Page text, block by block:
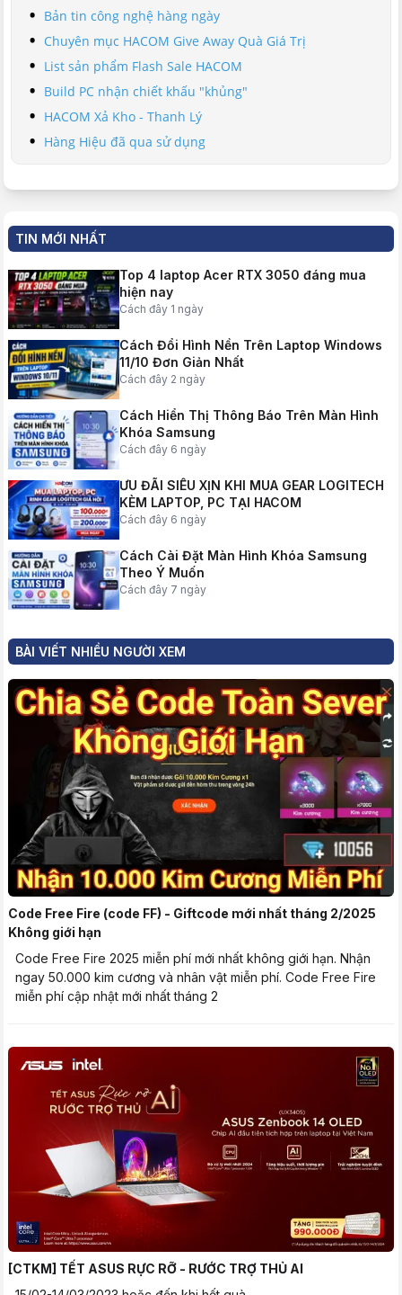
Bản tin công nghệ hàng ngày
Chuyên mục HACOM Give Away Quà Giá Trị
List sản phẩm Flash Sale HACOM
Build PC nhận chiết khấu "khủng"
HACOM Xả Kho - Thanh Lý
Hàng Hiệu đã qua sử dụng
TIN MỚI NHẤT
Top 4 laptop Acer RTX 3050 đáng mua
hiện nay
Cách đây 1 ngày
Cách Đổi Hình Nền Trên Laptop Windows
11/10 Đơn Giản Nhất
Cách đây 2 ngày
Cách Hiển Thị Thông Báo Trên Màn Hình
Khóa Samsung
Cách đây 6 ngày
ƯU ĐÃI SIÊU XỊN KHI MUA GEAR LOGITECH
KÈM LAPTOP, PC TẠI HACOM
Cách đây 6 ngày
Cách Cài Đặt Màn Hình Khóa Samsung
Theo Ý Muốn
Cách đây 7 ngày
BÀI VIẾT NHIỀU NGƯỜI XEM
Code Free Fire (code FF) - Giftcode mới nhất tháng 2/2025
Không giới hạn
Code Free Fire 2025 miễn phí mới nhất không giới hạn. Nhận
ngay 50.000 kim cương và nhân vật miễn phí. Code Free Fire
miễn phí cập nhật mới nhất tháng 2
[CTKM] TẾT ASUS RỰC RỠ - RƯỚC TRỢ THỦ AI